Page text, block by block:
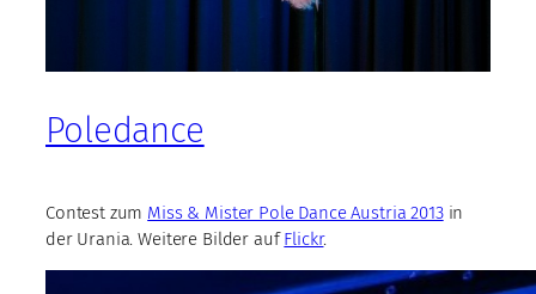
Poledance
Contest zum Miss & Mister Pole Dance Austria 2013in
der Urania. Weitere Bilder aufFlickr.